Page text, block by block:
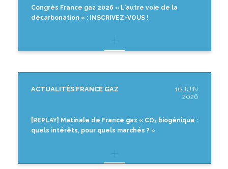
Congrès France gaz 2026 « L'autre voie de la
décarbonation » : INSCRIVEZ-VOUS !
ACTUALITÉS FRANCE GAZ
16 JUIN
2026
[REPLAY] Matinale de France gaz « CO₂ biogénique :
quels intérêts, pour quels marchés ? »